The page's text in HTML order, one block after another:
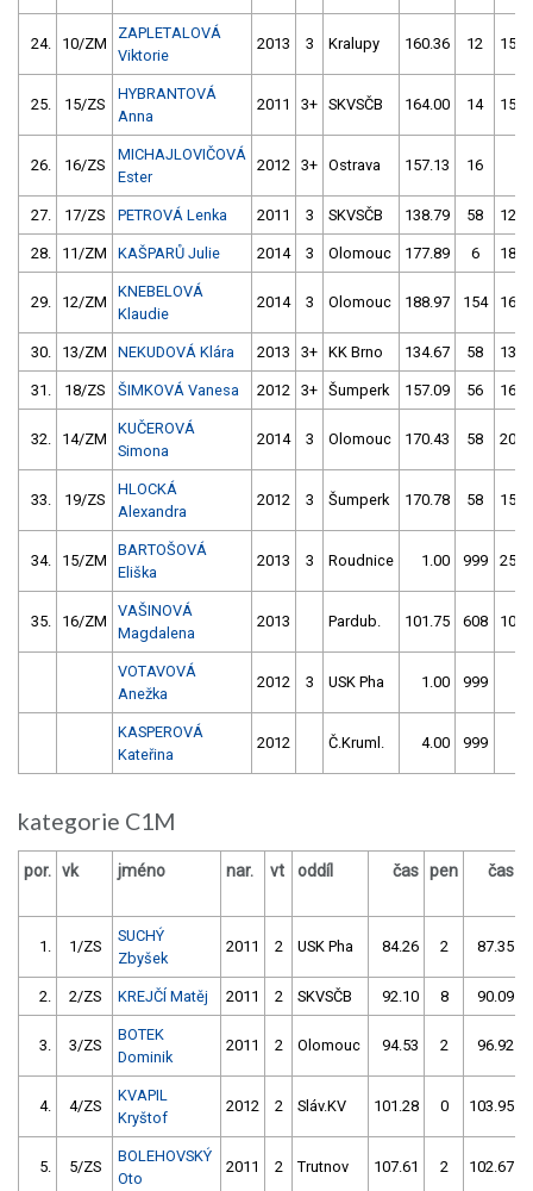
24. 10/ZM
ZAPLETALOVÁ
Viktorie
2013 3 Kralupy 160.36 12
25. 15/ZS
HYBRANTOVÁ
Anna
2011 3+ SKVSČB 164.00 14
26. 16/ZS
MICHAJLOVIČOVÁ
Ester
2012 3+ Ostrava 157.13 16
27. 17/ZS PETROVÁ Lenka 2011 3 SKVSČB 138.79 58
28. 11/ZM KAŠPARŮ Julie 2014 3 Olomouc 177.89 6
29. 12/ZM
KNEBELOVÁ
Klaudie
2014 3 Olomouc 188.97 154
30. 13/ZM NEKUDOVÁ Klára 2013 3+ KK Brno 134.67 58
31. 18/ZS ŠIMKOVÁ Vanesa 2012 3+ Šumperk 157.09 56
32. 14/ZM
KUČEROVÁ
Simona
2014 3 Olomouc 170.43 58
33. 19/ZS
HLOCKÁ
Alexandra
2012 3 Šumperk 170.78 58
34. 15/ZM
BARTOŠOVÁ
Eliška
2013 3 Roudnice 1.00 999
35. 16/ZM
VAŠINOVÁ
Magdalena
2013 Pardub. 101.75 608
VOTAVOVÁ
Anežka
2012 3 USK Pha 1.00 999
KASPEROVÁ
Kateřina
2012 Č.Kruml. 4.00 999
kategorie C1M
por. vk jméno nar. vt oddíl čas pen čas
1. 1/ZS
SUCHÝ
Zbyšek
2011 2 USK Pha 84.26 2 87.35
2. 2/ZS KREJČÍ Matěj 2011 2 SKVSČB 92.10 8 90.09
3. 3/ZS
BOTEK
Dominik
2011 2 Olomouc 94.53 2 96.92
4. 4/ZS
KVAPIL
Kryštof
2012 2 Sláv.KV 101.28 0 103.95
5. 5/ZS
BOLEHOVSKÝ
Oto
2011 2 Trutnov 107.61 2 102.67